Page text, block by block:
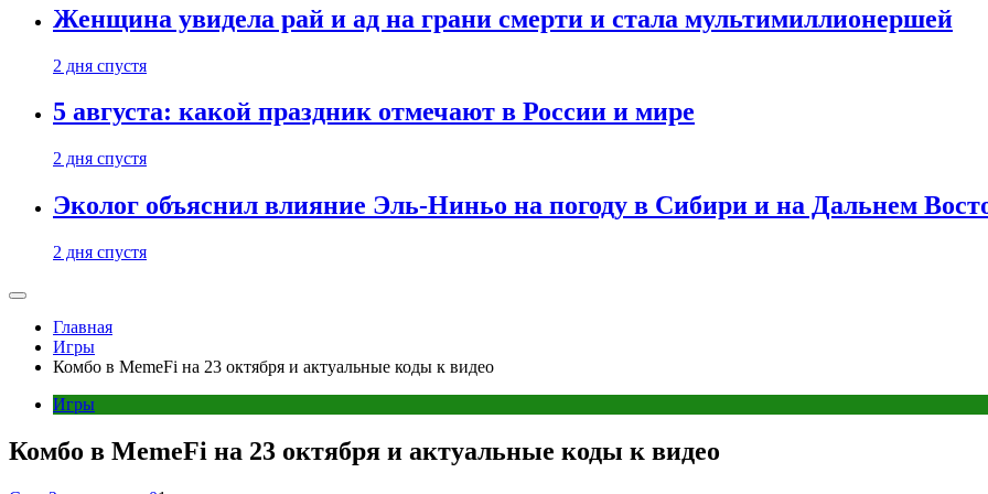
Женщина увидела рай и ад на грани смерти и стала мультимиллионершей
2 дня спустя
5 августа: какой праздник отмечают в России и мире
2 дня спустя
Эколог объяснил влияние Эль-Ниньо на погоду в Сибири и на Дальнем
2 дня спустя
Главная
Игры
Комбо в MemeFi на 23 октября и актуальные коды к видео
Игры
Комбо в MemeFi на 23 октября и актуальные коды к видео